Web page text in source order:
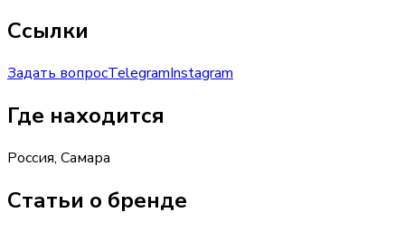
Ссылки
Задать вопросTelegramInstagram
Где находится
Россия, Самара
Статьи о бренде